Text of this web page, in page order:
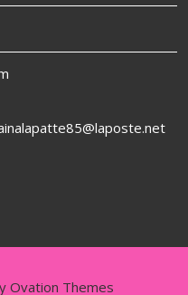
Ovation Themes